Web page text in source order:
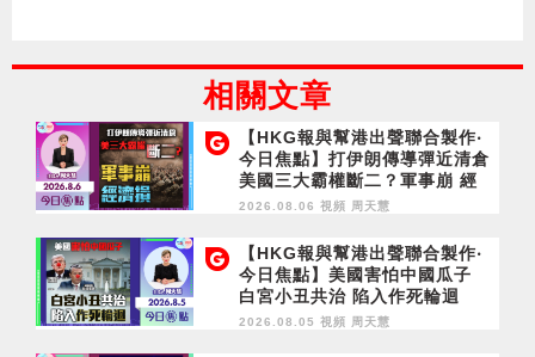
相關文章
【HKG報與幫港出聲聯合製作‧
今日焦點】打伊朗傳導彈近清倉
美國三大霸權斷二？軍事崩 經
濟損
2026.08.06 視頻 周天慧
【HKG報與幫港出聲聯合製作‧
今日焦點】美國害怕中國瓜子
白宮小丑共治 陷入作死輪迴
2026.08.05 視頻 周天慧